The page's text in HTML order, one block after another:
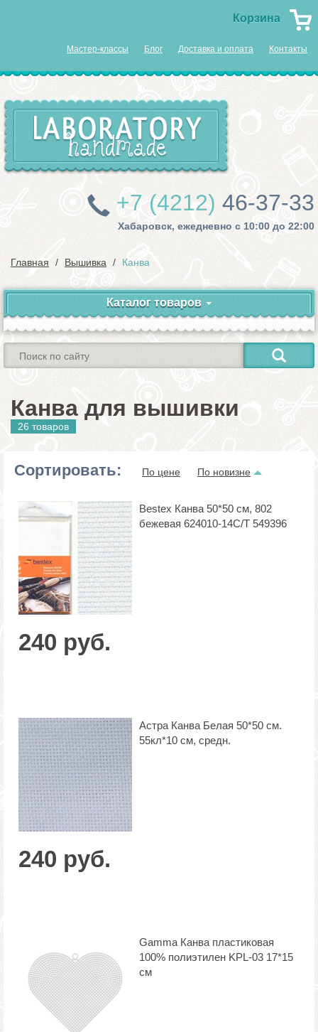
Корзина
Мастер-классы Блог Доставка и оплата Контакты
+7 (4212) 46-37-33
Хабаровск, ежедневно с 10:00 до 22:00
Главная Вышивка Канва
Каталог товаров
Канва для вышивки
26 товаров
Сортировать: По цене По новизне
Bestex Канва 50*50 см, 802
бежевая 624010-14С/Т 549396
240 руб.
Астра Канва Белая 50*50 см.
55кл*10 см, средн.
240 руб.
Gamma Канва пластиковая
100% полиэтилен KPL-03 17*15
см